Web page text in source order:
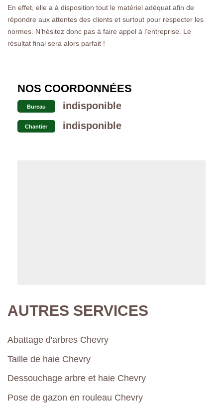
En effet, elle a à disposition tout le matériel adéquat afin de
répondre aux attentes des clients et surtout pour respecter les
normes. N’hésitez donc pas à faire appel à l’entreprise. Le
résultat final sera alors parfait !
NOS COORDONNÉES
Bureau indisponible
Chantier indisponible
AUTRES SERVICES
Abattage d'arbres Chevry
Taille de haie Chevry
Dessouchage arbre et haie Chevry
Pose de gazon en rouleau Chevry